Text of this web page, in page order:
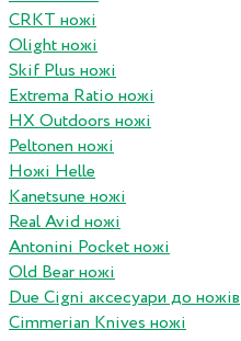
CRKT ножі
Olight ножі
Skif Plus ножі
Extrema Ratio ножі
HX Outdoors ножі
Peltonen ножі
Ножі Helle
Kanetsune ножі
Real Avid ножі
Antonini Pocket ножі
Old Bear ножі
Due Cigni аксесуари до ножів
Cimmerian Knives ножі